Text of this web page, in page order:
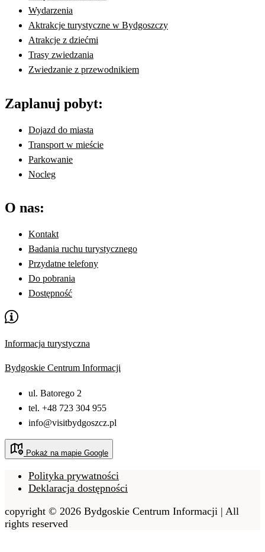
Wydarzenia
Aktrakcje turystyczne w Bydgoszczy
Atrakcje z dziećmi
Trasy zwiedzania
Zwiedzanie z przewodnikiem
Zaplanuj pobyt:
Dojazd do miasta
Transport w mieście
Parkowanie
Nocleg
O nas:
Kontakt
Badania ruchu turystycznego
Przydatne telefony
Do pobrania
Dostępność
Informacja turystyczna
Bydgoskie Centrum Informacji
ul. Batorego 2
tel. +48 723 304 955
info@visitbydgoszcz.pl
Pokaż na mapie Google
Polityka prywatności
Deklaracja dostępności
copyright © 2026 Bydgoskie Centrum Informacji | All
rights reserved